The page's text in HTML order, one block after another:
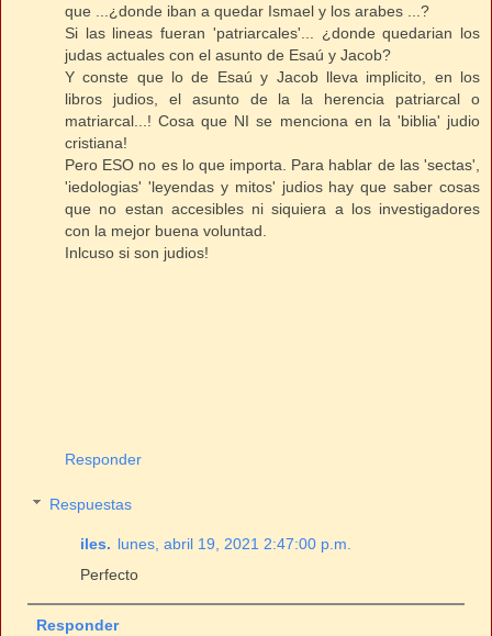
que ...¿donde iban a quedar Ismael y los arabes ...?
Si las lineas fueran 'patriarcales'... ¿donde quedarian los
judas actuales con el asunto de Esaú y Jacob?
Y conste que lo de Esaú y Jacob lleva implicito, en los
libros judios, el asunto de la la herencia patriarcal o
matriarcal...! Cosa que NI se menciona en la 'biblia' judio
cristiana!
Pero ESO no es lo que importa. Para hablar de las 'sectas',
'iedologias' 'leyendas y mitos' judios hay que saber cosas
que no estan accesibles ni siquiera a los investigadores
con la mejor buena voluntad.
Inlcuso si son judios!
Responder
Respuestas
iles. lunes, abril 19, 2021 2:47:00 p.m.
Perfecto
Responder